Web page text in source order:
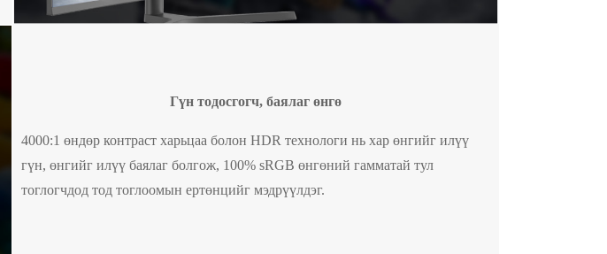
Гүн тодосгогч, баялаг өнгө
4000:1 өндөр контраст харьцаа болон HDR технологи нь хар өнгийг илүү
гүн, өнгийг илүү баялаг болгож, 100% sRGB өнгөний гамматай тул
тоглогчдод тод тоглоомын ертөнцийг мэдрүүлдэг.